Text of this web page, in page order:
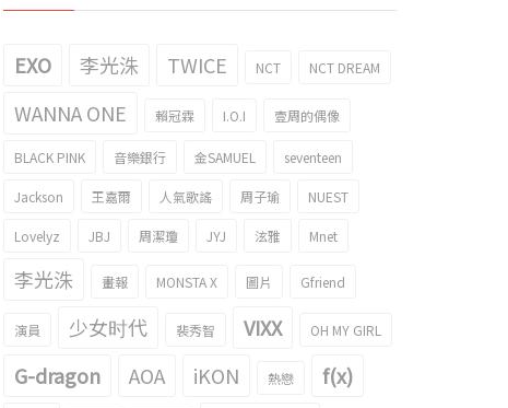
2018/07/17 2018/11/15
EXO 李光洙 TWICE NCT NCT DREAM
WANNA ONE 賴冠霖 I.O.I 壹周的偶像
BLACK PINK 音樂銀行 金SAMUEL seventeen
Jackson 王嘉爾 人氣歌謠 周子瑜 NUEST
Lovelyz JBJ 周潔瓊 JYJ 泫雅 Mnet
李光洙 畫報 MONSTA X 圖片 Gfriend
演員 少女时代 裴秀智 VIXX OH MY GIRL
G-dragon AOA iKON 熱戀
f(x)